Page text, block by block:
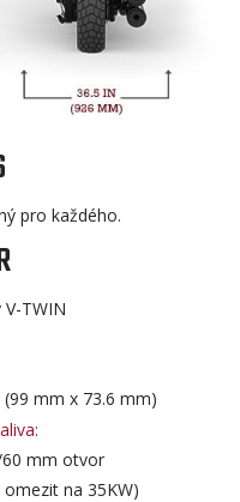
pro každého.
TWIN
(99 mm x 73.6 mm)
60 mm otvor
omezit na 35KW)